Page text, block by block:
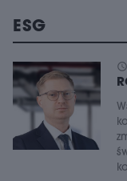
ESG
schedule